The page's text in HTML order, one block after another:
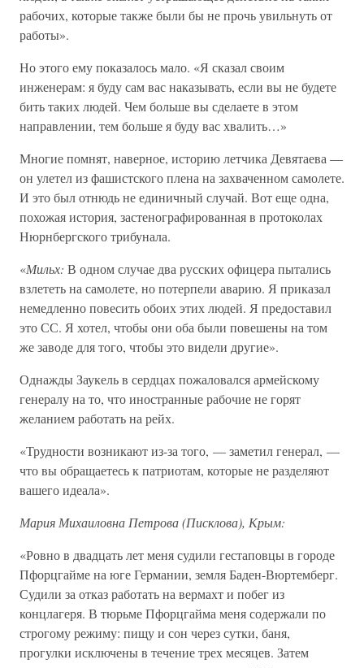
рабочих, которые также были бы не прочь увильнуть от
работы».
Но этого ему показалось мало. «Я сказал своим
инженерам: я буду сам вас наказывать, если вы не будете
бить таких людей. Чем больше вы сделаете в этом
направлении, тем больше я буду вас хвалить…»
Многие помнят, наверное, историю летчика Девятаева —
он улетел из фашистского плена на захваченном самолете.
И это был отнюдь не единичный случай. Вот еще одна,
похожая история, застенографированная в протоколах
Нюрнбергского трибунала.
«Мильх: В одном случае два русских офицера пытались
взлететь на самолете, но потерпели аварию. Я приказал
немедленно повесить обоих этих людей. Я предоставил
это СС. Я хотел, чтобы они оба были повешены на том
же заводе для того, чтобы это видели другие».
Однажды Заукель в сердцах пожаловался армейскому
генералу на то, что иностранные рабочие не горят
желанием работать на рейх.
«Трудности возникают из-за того, — заметил генерал, —
что вы обращаетесь к патриотам, которые не разделяют
вашего идеала».
Мария Михаиловна Петрова (Писклова), Крым:
«Ровно в двадцать лет меня судили гестаповцы в городе
Пфорцгайме на юге Германии, земля Баден-Вюртемберг.
Судили за отказ работать на вермахт и побег из
концлагеря. В тюрьме Пфорцгайма меня содержали по
строгому режиму: пищу и сон через сутки, баня,
прогулки исключены в течение трех месяцев. Затем